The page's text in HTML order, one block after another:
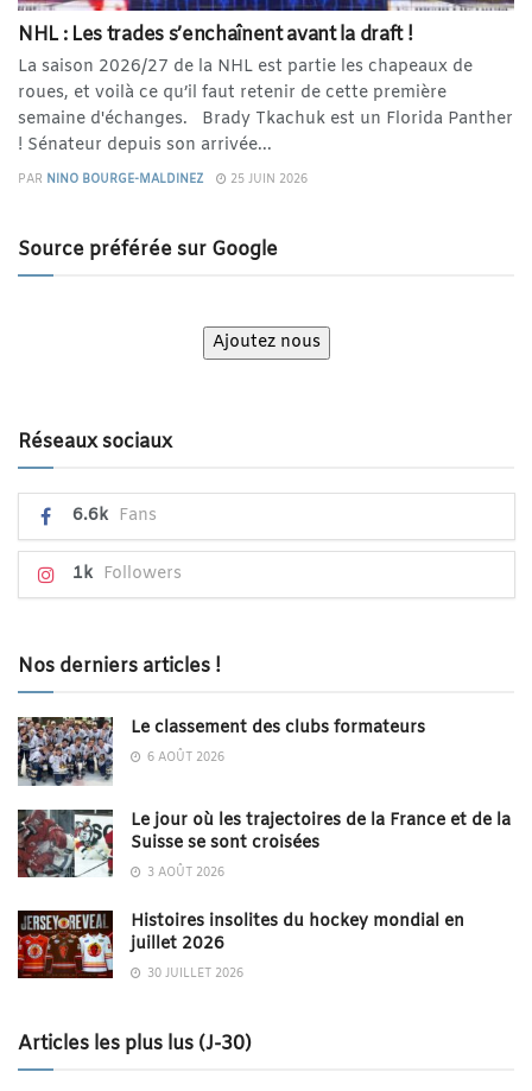
NHL : Les trades s’enchaînent avant la draft !
La saison 2026/27 de la NHL est partie les chapeaux de
roues, et voilà ce qu’il faut retenir de cette première
semaine d'échanges. Brady Tkachuk est un Florida Panther
! Sénateur depuis son arrivée...
PAR NINO BOURGE-MALDINEZ 25 JUIN 2026
Source préférée sur Google
Ajoutez nous
Réseaux sociaux
6.6k Fans
1k Followers
Nos derniers articles !
Le classement des clubs formateurs
6 AOÛT 2026
Le jour où les trajectoires de la France et de la
Suisse se sont croisées
3 AOÛT 2026
Histoires insolites du hockey mondial en
juillet 2026
30 JUILLET 2026
Articles les plus lus (J-30)